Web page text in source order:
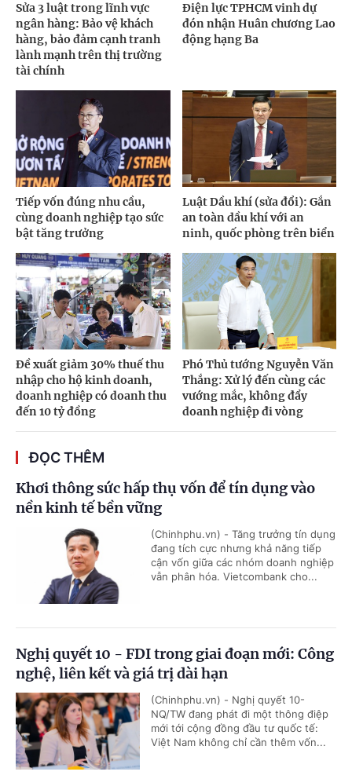
Sửa 3 luật trong lĩnh vực
ngân hàng: Bảo vệ khách
hàng, bảo đảm cạnh tranh
lành mạnh trên thị trường
tài chính
Điện lực TPHCM vinh dự
đón nhận Huân chương Lao
động hạng Ba
Tiếp vốn đúng nhu cầu,
cùng doanh nghiệp tạo sức
bật tăng trưởng
Luật Dầu khí (sửa đổi): Gắn
an toàn dầu khí với an
ninh, quốc phòng trên biển
Đề xuất giảm 30% thuế thu
nhập cho hộ kinh doanh,
doanh nghiệp có doanh thu
đến 10 tỷ đồng
Phó Thủ tướng Nguyễn Văn
Thắng: Xử lý đến cùng các
vướng mắc, không đẩy
doanh nghiệp đi vòng
ĐỌC THÊM
Khơi thông sức hấp thụ vốn để tín dụng vào
nền kinh tế bền vững
(Chinhphu.vn) - Tăng trưởng tín dụng
đang tích cực nhưng khả năng tiếp
cận vốn giữa các nhóm doanh nghiệp
vẫn phân hóa. Vietcombank cho...
Nghị quyết 10 - FDI trong giai đoạn mới: Công
nghệ, liên kết và giá trị dài hạn
(Chinhphu.vn) - Nghị quyết 10-
NQ/TW đang phát đi một thông điệp
mới tới cộng đồng đầu tư quốc tế:
Việt Nam không chỉ cần thêm vốn...